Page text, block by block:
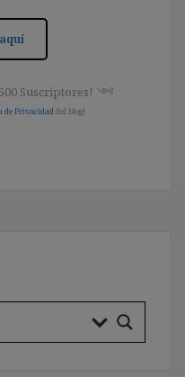
Suscriptores! ༺
de Privacidaddel blog]